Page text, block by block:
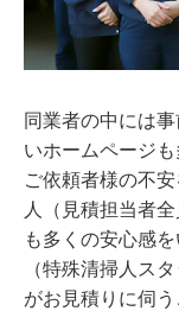
同業者の中には
いホームページ
ご依頼者様の不
人（見積担当者
も多くの安心感
（特殊清掃人ス
がお見積りに伺う